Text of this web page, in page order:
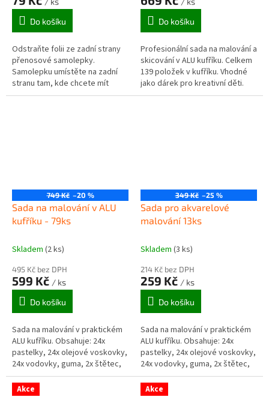
Do košíku
Odstraňte folii ze zadní strany
přenosové samolepky.
Samolepku umístěte na zadní
stranu tam, kde chcete mít
obrázek. Pomocí špachtle
Do košíku
Profesionální sada na malování a
skicování v ALU kufříku. Celkem
139 položek v kufříku. Vhodné
jako dárek pro kreativní děti.
749 Kč –20 %
Sada na malování v ALU
kufříku - 79ks
Skladem (2 ks)
495 Kč bez DPH
599 Kč / ks
Do košíku
Sada na malování v praktickém
ALU kufříku. Obsahuje: 24x
pastelky, 24x olejové voskovky,
24x vodovky, guma, 2x štětec,
ořezávátko, 2x tužka, brusný
papír. Rozměr kufříku: 36,2...
349 Kč –25 %
Sada pro akvarelové
malování 13ks
Skladem (3 ks)
214 Kč bez DPH
259 Kč / ks
Do košíku
Sada na malování v praktickém
ALU kufříku. Obsahuje: 24x
pastelky, 24x olejové voskovky,
24x vodovky, guma, 2x štětec,
ořezávátko, 2x tužka, brusný
papír. Rozměr kufříku: 36,2...
Akce Akce